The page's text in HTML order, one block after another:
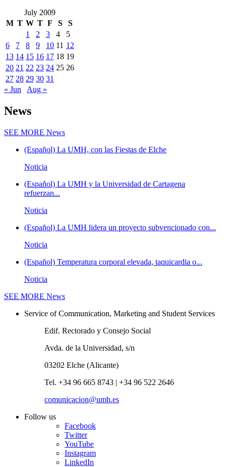
July 2009
M T W T F S
S
1
2 3 4
5
6
7 8 9 10 11 12
13 14 15 16 17 18 19
20 21 22 23 24 25 26
27 28 29 30 31
« Jun
Aug »
News
SEE MORE News
(Español) La UMH, con las Fiestas de Elche
Noticia
(Español) La UMH y la Universidad de Cartagena
refuerzan...
Noticia
(Español) La UMH lidera un proyecto subvencionado con...
Noticia
(Español) Temperatura corporal elevada, taquicardia o...
Noticia
SEE MORE News
Service of Communication, Marketing and Student Services
Edif. Rectorado y Consejo Social
Avda. de la Universidad, s/n
03202 Elche (Alicante)
Tel. +34 96 665 8743 | +34 96 522 2646
comunicacion@umh.es
Follow us
Facebook
Twitter
YouTube
Instagram
LinkedIn